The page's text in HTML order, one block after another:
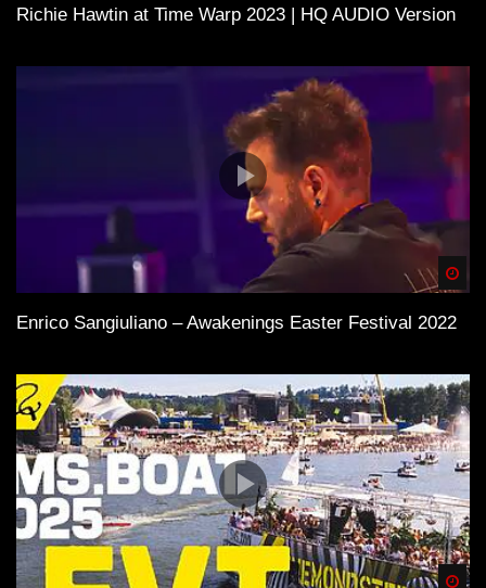
Richie Hawtin at Time Warp 2023 | HQ AUDIO Version
Enrico Sangiuliano – Awakenings Easter Festival 2022